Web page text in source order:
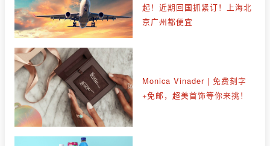
起！近期回国抓紧订！上海北
京广州都便宜
Monica Vinader | 免费刻字
+免邮，超美首饰等你来挑！